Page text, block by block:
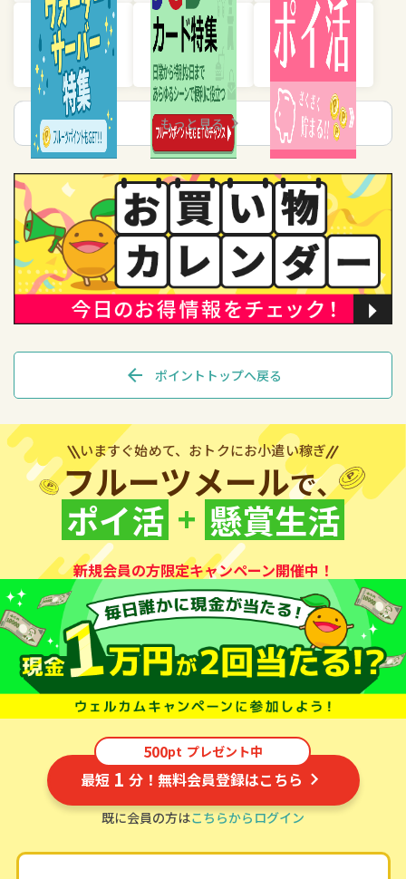
もっと見るchevron_right
arrow_back ポイントトップへ戻る
いますぐ始めて、おトクにお小遣い稼ぎ
フルーツメールで、
ポイ活 + 懸賞生活
新規会員の方限定キャンペーン開催中！
500pt プレゼント中
最短 1 分！無料会員登録はこちら
既に会員の方はこちらからログイン